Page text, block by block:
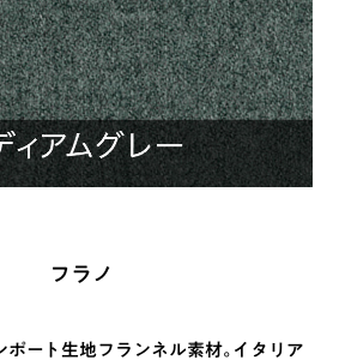
フラノ
ート生地フランネル素材。イタリア